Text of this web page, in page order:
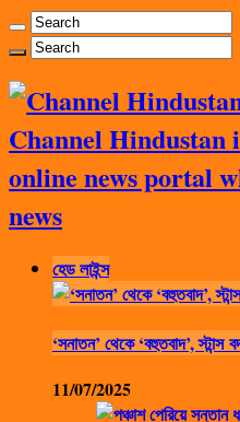
Channel Hindustan
online news portal
news
হেড লাইন্স
‘সনাতন’ থেকে ‘বহুতবাদ’, স্টান্স
11/07/2025